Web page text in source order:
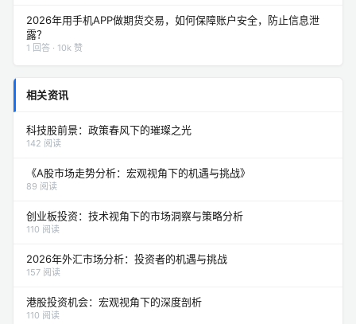
2026年用手机APP做期货交易，如何保障账户安全，防止信息泄
露？
1 回答 · 10k 赞
相关资讯
科技股前景：政策春风下的璀璨之光
142 阅读
《A股市场走势分析：宏观视角下的机遇与挑战》
89 阅读
创业板投资：技术视角下的市场洞察与策略分析
110 阅读
2026年外汇市场分析：投资者的机遇与挑战
157 阅读
港股投资机会：宏观视角下的深度剖析
110 阅读